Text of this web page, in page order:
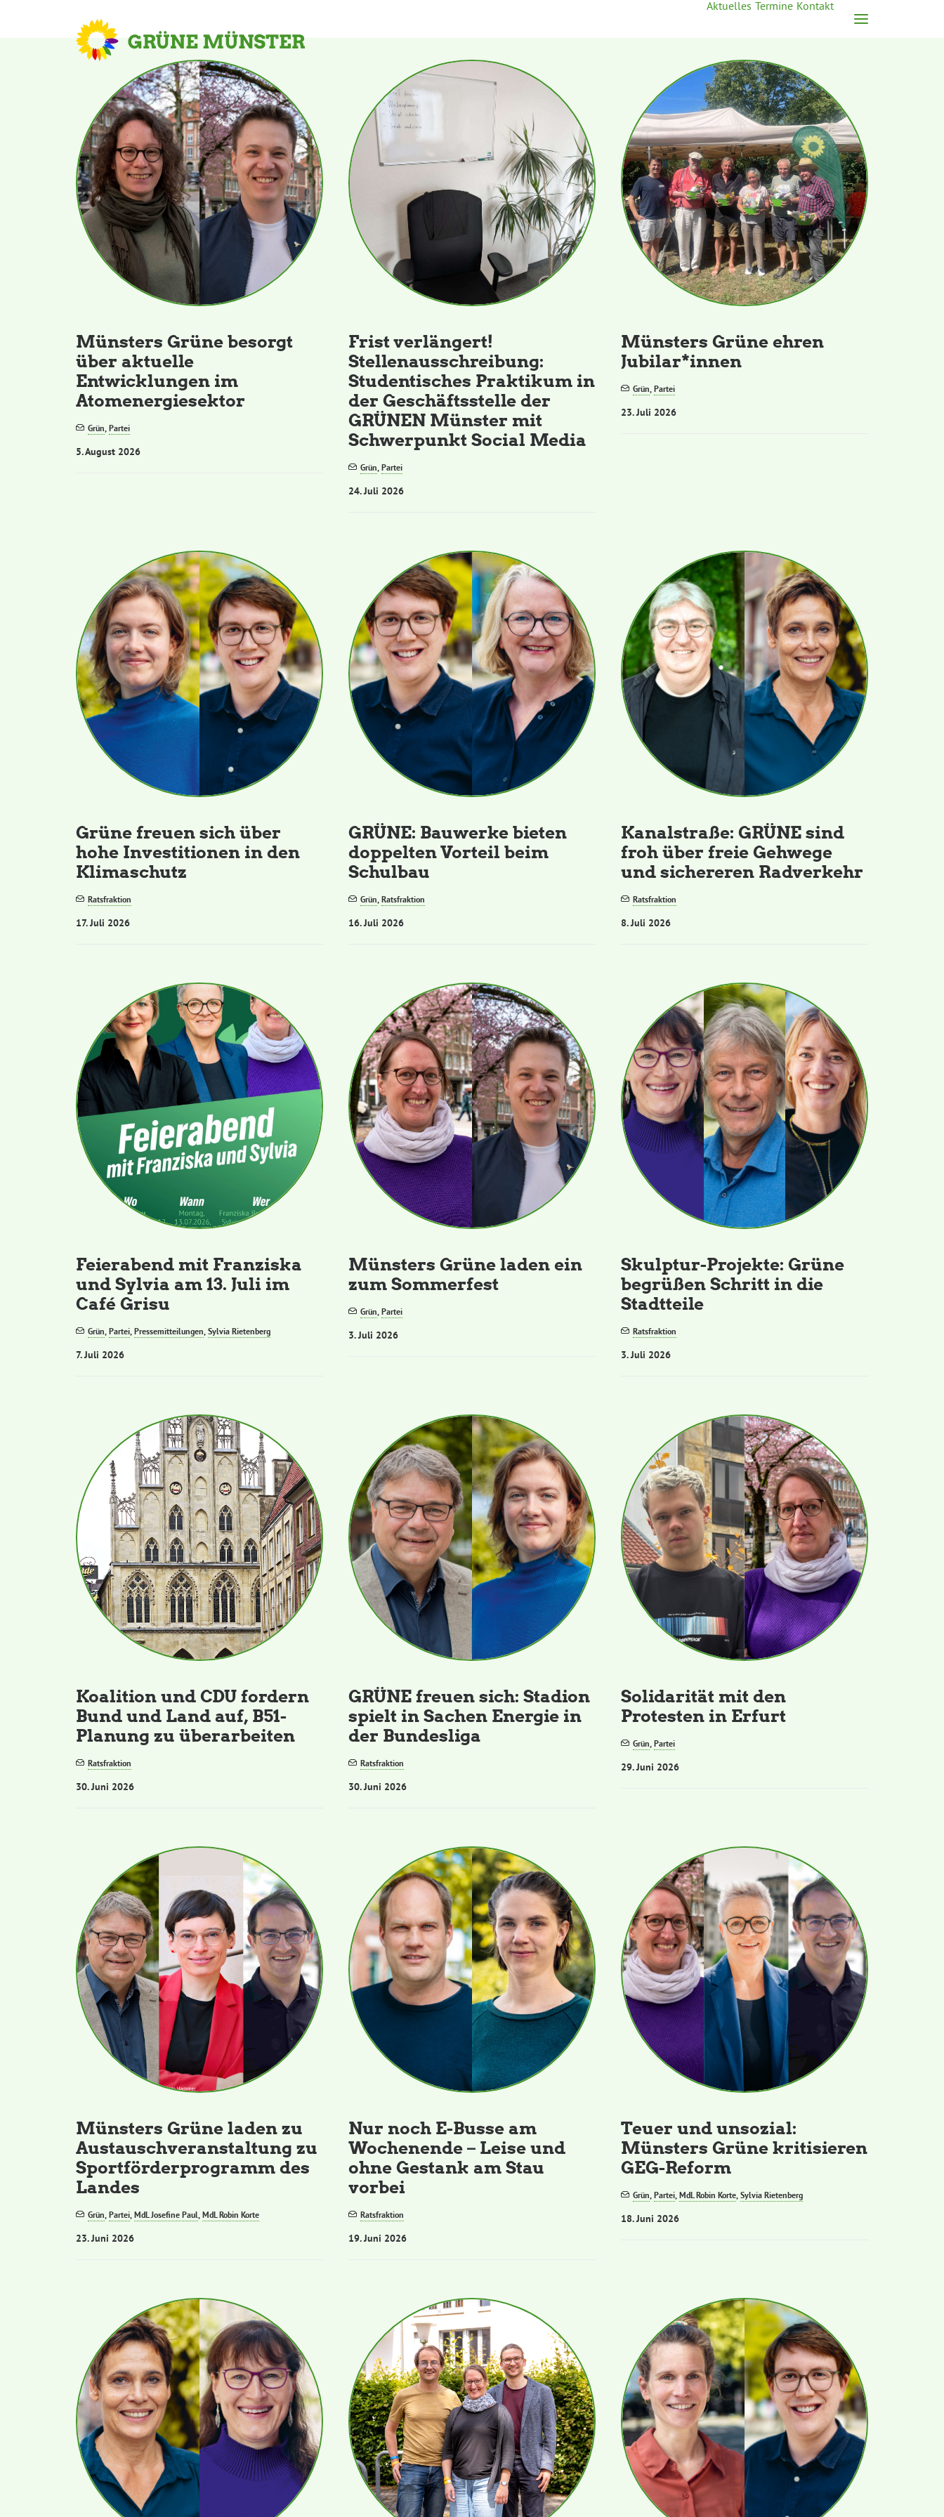
Aktuelles Termine Kontakt
Münsters Grüne besorgt
über aktuelle
Entwicklungen im
Atomenergiesektor
Grün,Partei
5. August 2026
Frist verlängert!
Stellenausschreibung:
Studentisches Praktikum in
der Geschäftsstelle der
GRÜNEN Münster mit
Schwerpunkt Social Media
Grün,Partei
24. Juli 2026
Münsters Grüne ehren
Jubilar*innen
Grün,Partei
23. Juli 2026
Grüne freuen sich über
hohe Investitionen in den
Klimaschutz
Ratsfraktion
17. Juli 2026
GRÜNE: Bauwerke bieten
doppelten Vorteil beim
Schulbau
Grün,Ratsfraktion
16. Juli 2026
Kanalstraße: GRÜNE sind
froh über freie Gehwege
und sichereren Radverkehr
Ratsfraktion
8. Juli 2026
Feierabend mit Franziska
und Sylvia am 13. Juli im
Café Grisu
Grün,Partei,Pressemitteilungen,Sylvia Rietenberg
7. Juli 2026
Münsters Grüne laden ein
zum Sommerfest
Grün,Partei
3. Juli 2026
Skulptur-Projekte: Grüne
begrüßen Schritt in die
Stadtteile
Ratsfraktion
3. Juli 2026
Koalition und CDU fordern
Bund und Land auf, B51-
Planung zu überarbeiten
Ratsfraktion
30. Juni 2026
GRÜNE freuen sich: Stadion
spielt in Sachen Energie in
der Bundesliga
Ratsfraktion
30. Juni 2026
Solidarität mit den
Protesten in Erfurt
Grün,Partei
29. Juni 2026
Münsters Grüne laden zu
Austauschveranstaltung zu
Sportförderprogramm des
Landes
Grün,Partei,MdL Josefine Paul,MdL Robin Korte
23. Juni 2026
Nur noch E-Busse am
Wochenende – Leise und
ohne Gestank am Stau
vorbei
Ratsfraktion
19. Juni 2026
Teuer und unsozial:
Münsters Grüne kritisieren
GEG-Reform
Grün,Partei,MdL Robin Korte,Sylvia Rietenberg
18. Juni 2026